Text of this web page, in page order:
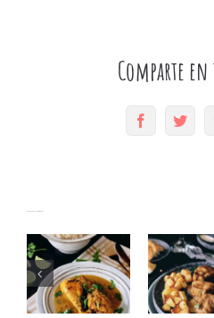
Comparte
Facebook
de pollo
con coco
con